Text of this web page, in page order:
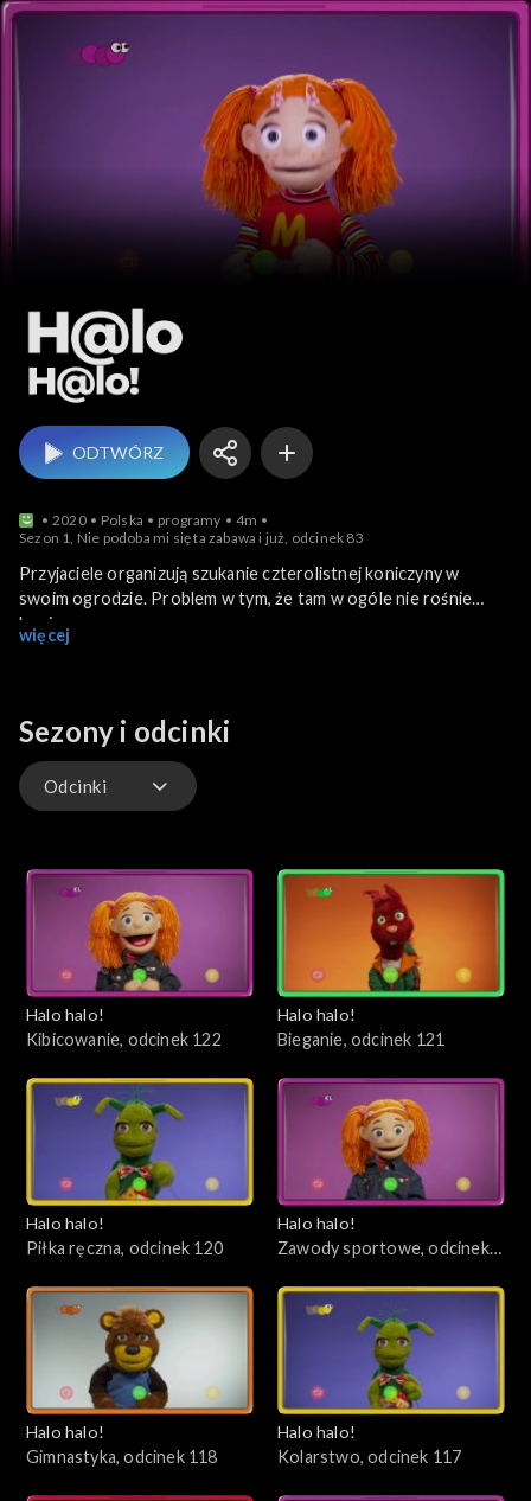
Halo halo!
ODTWÓRZ
2020 Polska programy
4m
Sezon 1, Nie podoba mi się ta zabawa i już, odcinek 83
Przyjaciele organizują szukanie czterolistnej koniczyny w
swoim ogrodzie. Problem w tym, że tam w ogóle nie rośnie
koniczyna...
więcej
Sezony i odcinki
Odcinki
Halo halo!
Kibicowanie, odcinek 122
Halo halo!
Bieganie, odcinek 121
Halo halo!
Piłka ręczna, odcinek 120
Halo halo!
Zawody sportowe, odcinek
Halo halo!
Gimnastyka, odcinek 118
Halo halo!
Kolarstwo, odcinek 117